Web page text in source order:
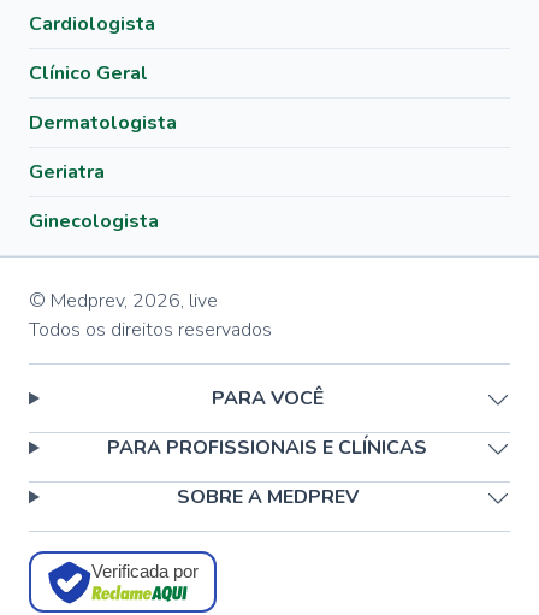
Cardiologista
Clínico Geral
Dermatologista
Geriatra
Ginecologista
© Medprev, 2026, live
Todos os direitos reservados
PARA VOCÊ
PARA PROFISSIONAIS E CLÍNICAS
SOBRE A MEDPREV
Verificada por